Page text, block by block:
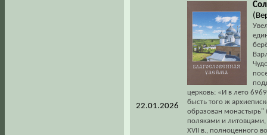
22.01.2026
церковь: «И в лето
бысть того ж
образован
поляками и литовцами,
XVII в., полноценного